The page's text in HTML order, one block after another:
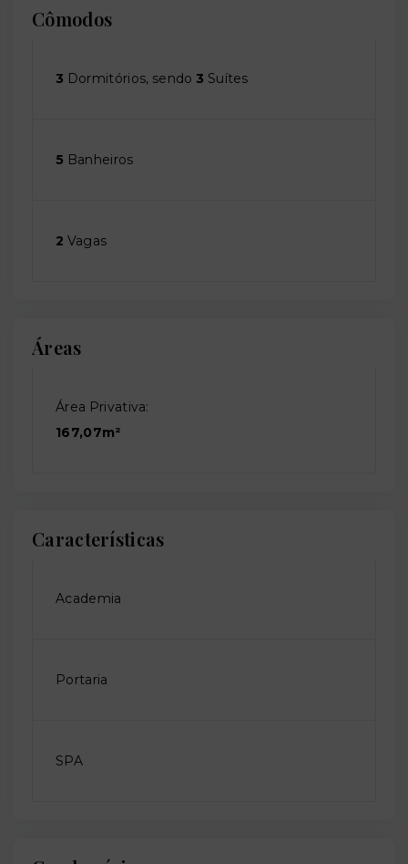
Cômodos
3 Dormitórios, sendo 3 Suítes
5 Banheiros
2 Vagas
Áreas
Área Privativa:
167,07m²
Características
Academia
Portaria
SPA